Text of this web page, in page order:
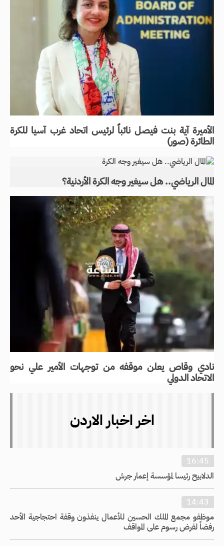
الأميرة آية بنت فيصل نائباً لرئيس اتحاد غرب آسيا للكرة
الطائرة (صور)
المال الرياضي.. هل سيغير وجه الكرة الأردنية؟
نادي وقاص يعلن موقفه من توجهات الأمير علي نحو
الاتحاد الدولي
اخر اخبار الاردن
16:45
الدلابيح رئيسا لمؤسسة إعمار جرش
14:43
موظفو مجمع الملك الحسين للأعمال ينفذون وقفة احتجاجية الأحد
رفضاً لفرض رسوم على المواقف